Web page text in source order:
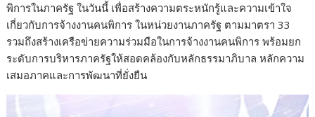
พิการในภาครัฐ ในวันนี้ เพื่อสร้างความตระหนักรู้และความเข้าใจ
เกี่ยวกับการจ้างงานคนพิการ ในหน่วยงานภาครัฐ ตามมาตรา 33
รวมถึงสร้างเครือข่ายความร่วมมือในการจ้างงานคนพิการ พร้อมยก
ระดับการบริหารภาครัฐให้สอดคล้องกับหลักธรรมาภิบาล หลักความ
เสมอภาคและการพัฒนาที่ยั่งยืน